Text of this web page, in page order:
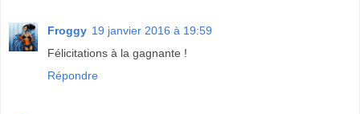
Froggy 19 janvier 2016 à 19:59
Félicitations à la gagnante !
Répondre